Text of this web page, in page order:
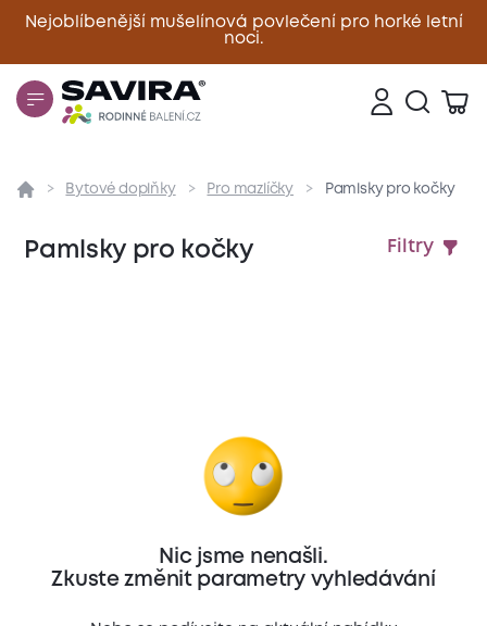
Nejoblíbenější mušelínová povlečení pro horké letní
noci.
Zavřít
Bytové doplňky Pro mazlíčky Pamlsky pro kočky
Pamlsky pro kočky Filtry
Nic jsme nenašli.
Zkuste změnit parametry vyhledávání